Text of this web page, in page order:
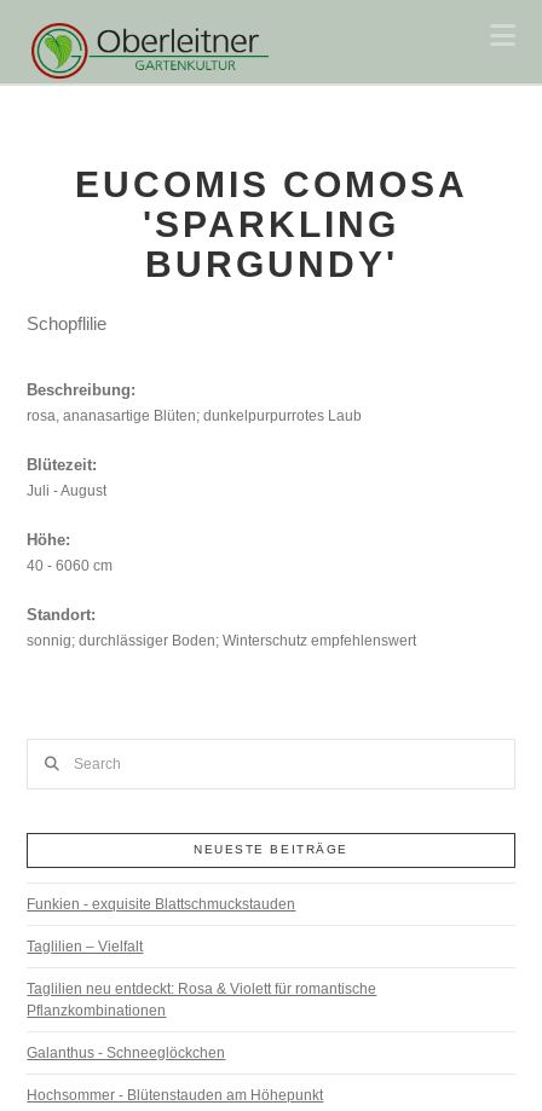
EUCOMIS COMOSA
'SPARKLING
BURGUNDY'
Schopflilie
Beschreibung:
rosa, ananasartige Blüten; dunkelpurpurrotes Laub
Blütezeit:
Juli - August
Höhe:
40 - 6060 cm
Standort:
sonnig; durchlässiger Boden; Winterschutz empfehlenswert
NEUESTE BEITRÄGE
Funkien - exquisite Blattschmuckstauden
Taglilien – Vielfalt
Taglilien neu entdeckt: Rosa & Violett für romantische
Pflanzkombinationen
Galanthus - Schneeglöckchen
Hochsommer - Blütenstauden am Höhepunkt